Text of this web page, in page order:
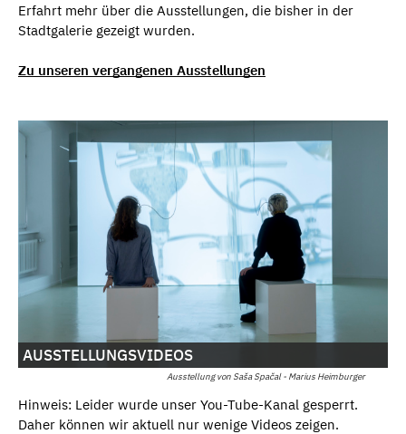
Erfahrt mehr über die Ausstellungen, die bisher in der
Stadtgalerie gezeigt wurden.
Zu unseren vergangenen Ausstellungen
Ausstellung von Saša Spačal - Marius Heimburger
AUSSTELLUNGSVIDEOS
Hinweis: Leider wurde unser You-Tube-Kanal gesperrt.
Daher können wir aktuell nur wenige Videos zeigen.